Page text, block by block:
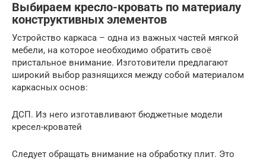
Выбираем кресло-кровать по материалу
конструктивных элементов
Устройство каркаса – одна из важных частей мягкой
мебели, на которое необходимо обратить своё
пристальное внимание. Изготовители предлагают
широкий выбор разнящихся между собой материалом
каркасных основ:
ДСП. Из него изготавливают бюджетные модели
кресел-кроватей
Следует обращать внимание на обработку плит. Это